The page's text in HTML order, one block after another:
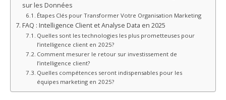
sur les Données
Étapes Clés pour Transformer Votre Organisation Marketing
FAQ : Intelligence Client et Analyse Data en 2025
Quelles sont les technologies les plus prometteuses pour
l’intelligence client en 2025?
Comment mesurer le retour sur investissement de
l’intelligence client?
Quelles compétences seront indispensables pour les
équipes marketing en 2025?